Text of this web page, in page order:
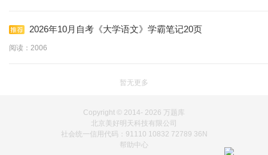
2026年10月自考《大学语文》学霸笔记20页
阅读：2006
暂无更多
Copyright © 2014- 2026 万题库
北京美好明天科技有限公司
社会统一信用代码：91110 10832 72789 36N
帮助中心